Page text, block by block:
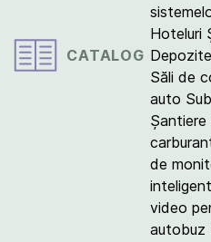
CATALOG
Hoteluri
Depozite
Săli de
auto
de
video
autobuz